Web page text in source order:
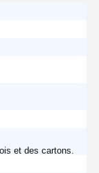
et des cartons.